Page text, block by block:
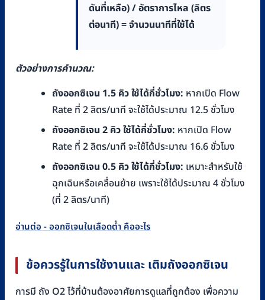
ดันที่เหลือ) / อัตราการไหล (ลิตร
ต่อนาที) = จำนวนนาทีที่ใช้ได้
ตัวอย่างการคำนวณ:
ถังออกซิเจน 1.5 คิว ใช้ได้กี่ชั่วโมง: หากเปิด Flow
Rate ที่ 2 ลิตร/นาที จะใช้ได้ประมาณ 12.5 ชั่วโมง
ถังออกซิเจน 2 คิว ใช้ได้กี่ชั่วโมง: หากเปิด Flow
Rate ที่ 2 ลิตร/นาที จะใช้ได้ประมาณ 16.6 ชั่วโมง
ถังออกซิเจน 0.5 คิว ใช้ได้กี่ชั่วโมง: เหมาะสำหรับใช้
ฉุกเฉินหรือเคลื่อนย้าย เพราะใช้ได้ประมาณ 4 ชั่วโมง
(ที่ 2 ลิตร/นาที)
อ่านต่อ - ออกซิเจนในเลือดต่ำ คืออะไร
ข้อควรรู้ในการใช้งานและ เติมถังออกซิเจน
การมี ถัง O2 ไว้ที่บ้านต้องอาศัยการดูแลที่ถูกต้อง เพื่อความ